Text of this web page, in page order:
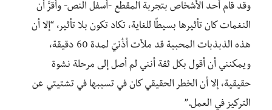
وقد قام أحد الأشخاص بتجربة المقطع -أسفل النص- وأقرَّ أن
النغمات كان تأثيرها بسيطًا للغاية، تكاد تكون بلا تأثير، “إلا أن
هذه الذبذبات المحببة قد ملأت أذُنيّ لمدة 60 دقيقة،
ويمكنني أن أقول بكل ثقة أنني لم أصل إلى مرحلة نشوة
حقيقية، إلا أن الخطر الحقيقي كان في تسببها في تشتيتي عن
التركيز في العمل.”